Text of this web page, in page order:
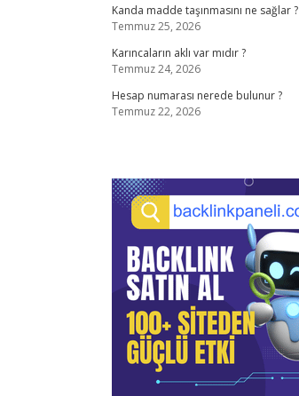
Kanda madde taşınmasını ne sağlar ?
Temmuz 25, 2026
Karıncaların aklı var mıdır ?
Temmuz 24, 2026
Hesap numarası nerede bulunur ?
Temmuz 22, 2026